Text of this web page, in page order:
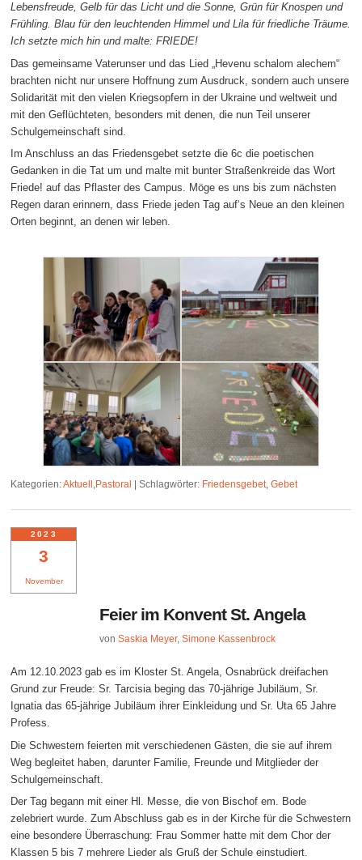
Lebensfreude, Gelb für das Licht und die Sonne, Grün für Knospen und
Frühling. Blau für den leuchtenden Himmel und Lila für friedliche Träume.
Ich setzte mich hin und malte: FRIEDE!
Das gemeinsame Vaterunser und das Lied „Hevenu schalom alechem“
brachten nicht nur unsere Hoffnung zum Ausdruck, sondern auch unsere
Solidarität mit den vielen Kriegsopfern in der Ukraine und weltweit und
mit den Geflüchteten, besonders mit denen, die nun Teil unserer
Schulgemeinschaft sind.
Im Anschluss an das Friedensgebet setzte die 6c die poetischen
Gedanken in die Tat um und malte mit bunter Straßenkreide das Wort
Friede! auf das Pflaster des Campus. Möge es uns bis zum nächsten
Regen daran erinnern, dass Friede jeden Tag auf‘s Neue an den kleinen
Orten beginnt, an denen wir leben.
Kategorien:Aktuell ,Pastoral |Schlagwörter: Friedensgebet,Gebet
3
November
2023
Feier im Konvent St. Angela
vonSaskia Meyer,Simone Kassenbrock
Am 12.10.2023 gab es im Kloster St. Angela, Osnabrück dreifachen
Grund zur Freude: Sr. Tarcisia beging das 70-jährige Jubiläum, Sr.
Ignatia das 65-jährige Jubiläum ihrer Einkleidung und Sr. Uta 65 Jahre
Profess.
Die Schwestern feierten mit verschiedenen Gästen, die sie auf ihrem
Weg begleitet haben, darunter Familie, Freunde und Mitglieder der
Schulgemeinschaft.
Der Tag begann mit einer Hl. Messe, die von Bischof em. Bode
zelebriert wurde. Zum Abschluss gab es in der Kirche für die Schwestern
eine besondere Überraschung: Frau Sommer hatte mit dem Chor der
Klassen 5 bis 7 mehrere Lieder als Gruß der Schule einstudiert.